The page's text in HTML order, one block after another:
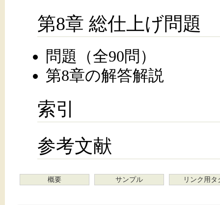
第8章 総仕上げ問題
問題（全90問）
第8章の解答解説
索引
参考文献
概要 サンプル リンク用タ